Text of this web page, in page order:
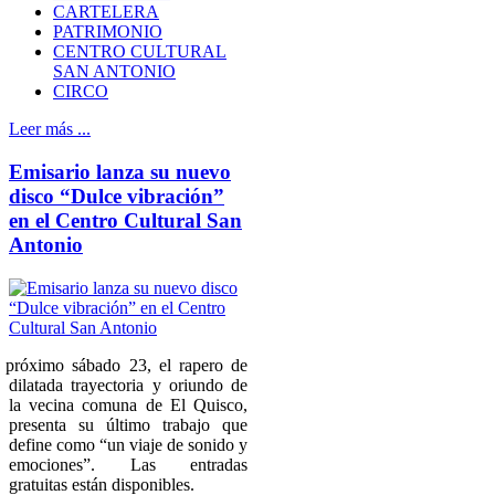
CARTELERA
PATRIMONIO
CENTRO CULTURAL
SAN ANTONIO
CIRCO
Leer más ...
Emisario lanza su nuevo
disco “Dulce vibración”
en el Centro Cultural San
Antonio
sábado 23, el rapero de
dilatada trayectoria y oriundo de
la vecina comuna de El Quisco,
presenta su último trabajo que
define como “un viaje de sonido y
emociones”. Las entradas
gratuitas están disponibles.